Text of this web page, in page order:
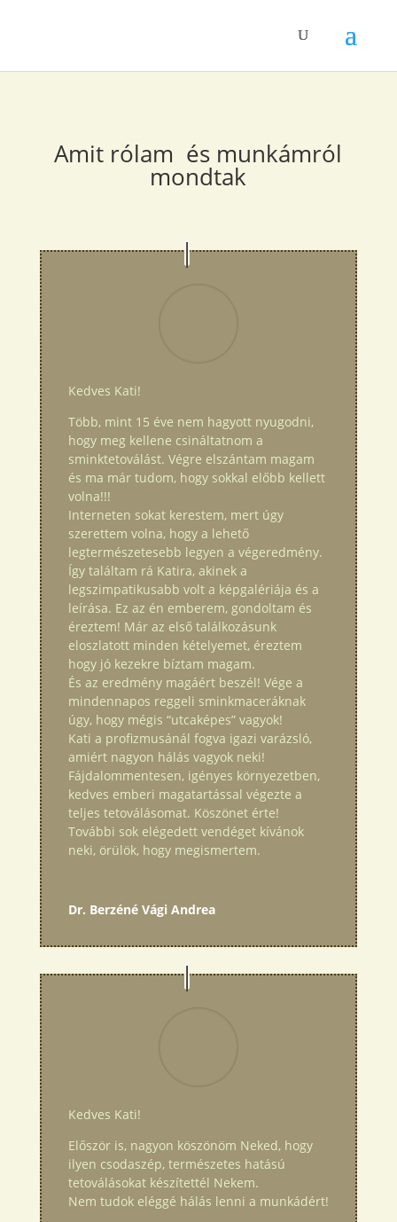
Amit rólam és munkámról
mondtak
Kedves Kati!
Több, mint 15 éve nem hagyott nyugodni,
hogy meg kellene csináltatnom a
sminktetoválást. Végre elszántam magam
és ma már tudom, hogy sokkal előbb kellett
volna!!!
Interneten sokat kerestem, mert úgy
szerettem volna, hogy a lehető
legtermészetesebb legyen a végeredmény.
Így találtam rá Katira, akinek a
legszimpatikusabb volt a képgalériája és a
leírása. Ez az én emberem, gondoltam és
éreztem! Már az első találkozásunk
eloszlatott minden kételyemet, éreztem
hogy jó kezekre bíztam magam.
És az eredmény magáért beszél! Vége a
mindennapos reggeli sminkmaceráknak
úgy, hogy mégis “utcaképes” vagyok!
Kati a profizmusánál fogva igazi varázsló,
amiért nagyon hálás vagyok neki!
Fájdalommentesen, igényes környezetben,
kedves emberi magatartással végezte a
teljes tetoválásomat. Köszönet érte!
További sok elégedett vendéget kívánok
neki, örülök, hogy megismertem.
Dr. Berzéné Vági Andrea
Kedves Kati!
Először is, nagyon köszönöm Neked, hogy
ilyen csodaszép, természetes hatású
tetoválásokat készítettél Nekem.
Nem tudok eléggé hálás lenni a munkádért!